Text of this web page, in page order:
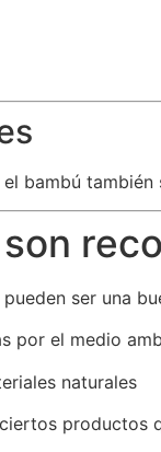
bambú
pueden ser una
por el medio
naturales
productos